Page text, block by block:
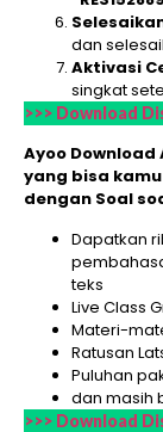
dan
Aktivasi
singkat
>>> Download
Ayoo
yang bisa kamu
dengan Soal
Dapatkan
teks
Live Class
Materi-
Ratusan
Puluhan
dan masih
>>> Download